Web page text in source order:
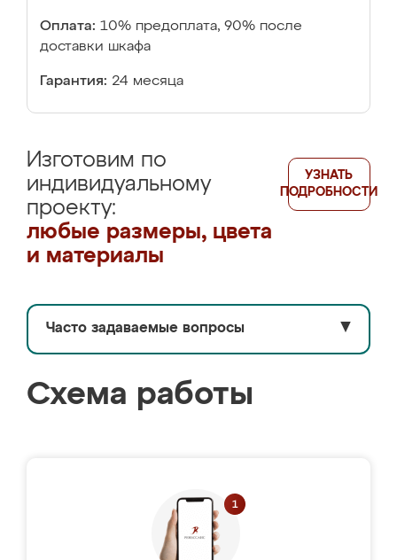
Оплата: 10% предоплата, 90% после
доставки шкафа
Гарантия: 24 месяца
Изготовим по
индивидуальному
проекту:
любые размеры, цвета
и материалы
УЗНАТЬ
ПОДРОБНОСТИ
Часто задаваемые вопросы ▼
Схема работы